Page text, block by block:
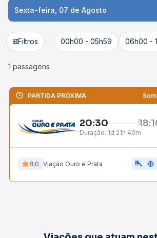
Sexta-feira, 07 de Agosto
Filtros 00h00 - 05h59 06h00 -
1 passagens
PARTIDA PRÓXIMA
20:30
Duração: 1d 21h 40m
8,0 Viação Ouro e Prata airline_seat_legroom_extra ac_unit